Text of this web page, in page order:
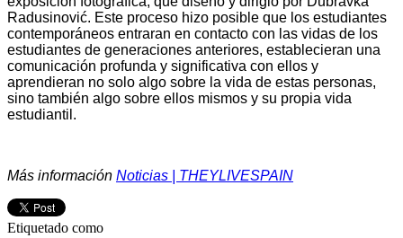
Radusinović. Este proceso hizo posible que los estudiantes
contemporáneos entraran en contacto con las vidas de los
estudiantes de generaciones anteriores, establecieran una
comunicación profunda y significativa con ellos y
aprendieran no solo algo sobre la vida de estas personas,
sino también algo sobre ellos mismos y su propia vida
estudiantil.
Más información Noticias | THEYLIVESPAIN
Etiquetado como